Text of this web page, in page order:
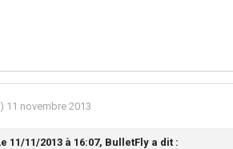
11 novembre 2013
11/11/2013 à 16:07, BulletFly a dit :